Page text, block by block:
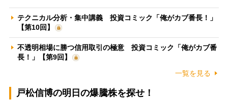
テクニカル分析・集中講義 投資コミック「俺がカブ番長！」
【第10回】
不透明相場に勝つ信用取引の極意 投資コミック「俺がカブ番
長！」【第9回】
一覧を見る
戸松信博の明日の爆騰株を探せ！